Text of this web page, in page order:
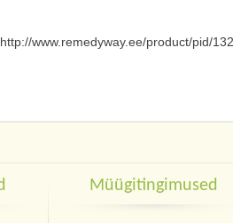
www.remedyway.ee/product/pid/
Müügitingimused